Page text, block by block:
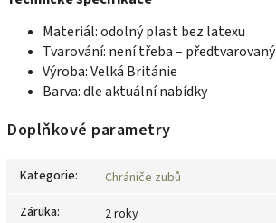
Materiál: odolný plast bez latexu
Tvarování: není třeba – předtvarovaný
Výroba: Velká Británie
Barva: dle aktuální nabídky
Doplňkové parametry
Kategorie:
Chrániče zubů
Záruka:
2 roky